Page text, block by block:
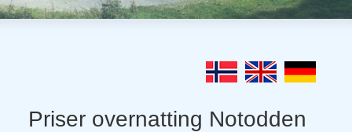
Priser overnatting Notodden